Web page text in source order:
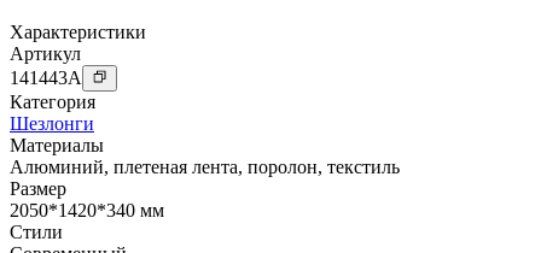
Характеристики
Артикул
141443A
Категория
Шезлонги
Материалы
Алюминий, плетеная лента, поролон, текстиль
Размер
2050*1420*340 мм
Стили